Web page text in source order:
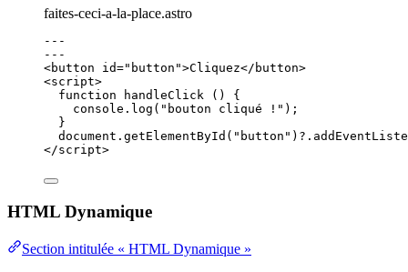
faites-ceci-a-la-place.astro
---
---
<button id=" button ">Cliquez</ button>
<script>
function
handleClick ()
{
console . log ( " bouton cliqué ! " );
}
document . getElementById ( " button " ) ?.
</script>
HTML Dynamique
Section intitulée « HTML Dynamique »